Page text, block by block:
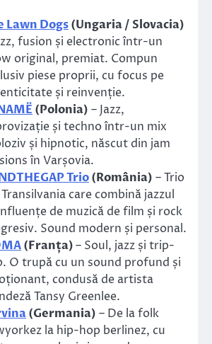
Lawn Dogs(Ungaria / Slovacia)
fusion și electronic într-un
original, premiat. Compun
piese proprii, cu focus pe
și reinvenție.
(Polonia) – Jazz,
și techno într-un mix
și hipnotic, născut din jam
în Varșovia.
Trio(România) – Trio
care combină jazzul
de muzică de film și rock
Sound modern și personal.
(Franța)– Soul, jazz și trip-
O trupă cu un sound profund și
condusă de artista
Tansy Greenlee.
(Germania) – De la folk
la hip-hop berlinez, cu